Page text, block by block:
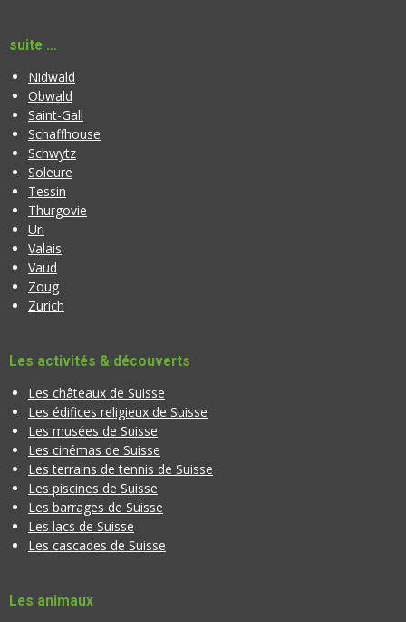
suite ...
Nidwald
Obwald
Saint-Gall
Schaffhouse
Schwytz
Soleure
Tessin
Thurgovie
Uri
Valais
Vaud
Zoug
Zurich
Les activités & découverts
Les châteaux de Suisse
Les édifices religieux de Suisse
Les musées de Suisse
Les cinémas de Suisse
Les terrains de tennis de Suisse
Les piscines de Suisse
Les barrages de Suisse
Les lacs de Suisse
Les cascades de Suisse
Les animaux